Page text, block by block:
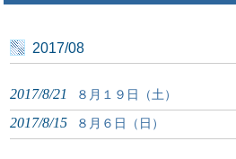
2017/08
2017/8/21 ８月１９日（土）
2017/8/15 ８月６日（日）